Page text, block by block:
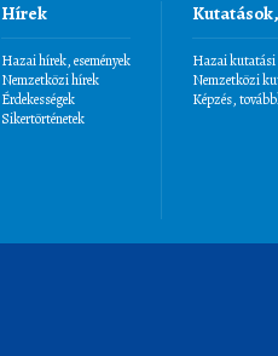
Hírek
Hazai hírek, események
Nemzetközi hírek
Érdekességek
Sikertörténetek
Hazai kutatási
Nemzetközi
Képzés,